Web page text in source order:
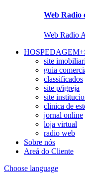
Web Radio
Web Radio
site
guia
classificados
site p/igreja
site
clinica de
jornal online
loja virtual
radio web
Sobre nós
Areá do Cliente
Choose language